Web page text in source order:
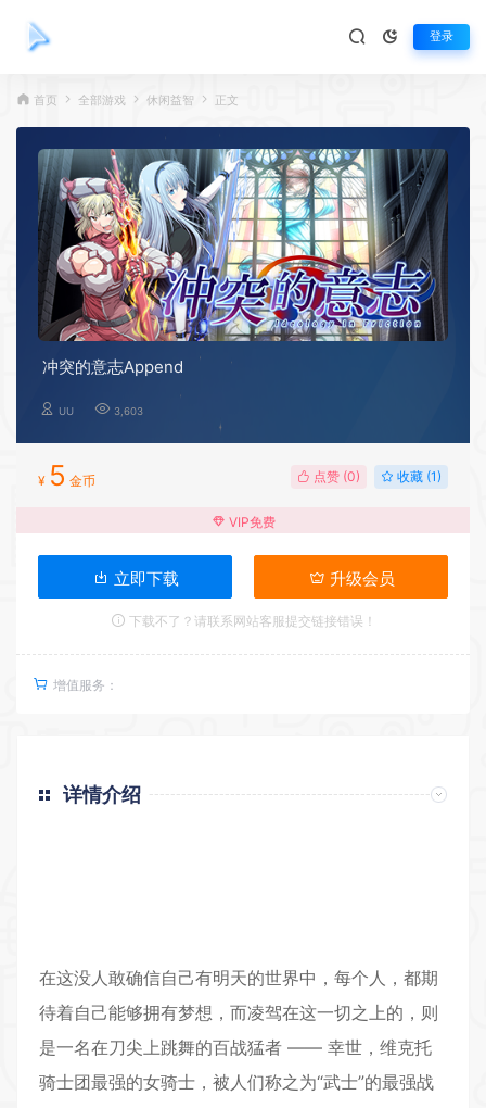
登录
首页 全部游戏 休闲益智 正文
冲突的意志Append
UU 3,603
¥ 5 金币 点赞 (0) 收藏 (1)
VIP免费
立即下载 升级会员
下载不了？请联系网站客服提交链接错误！
增值服务：
详情介绍
在这没人敢确信自己有明天的世界中，每个人，都期
待着自己能够拥有梦想，而凌驾在这一切之上的，则
是一名在刀尖上跳舞的百战猛者 —— 幸世，维克托
骑士团最强的女骑士，被人们称之为“武士”的最强战